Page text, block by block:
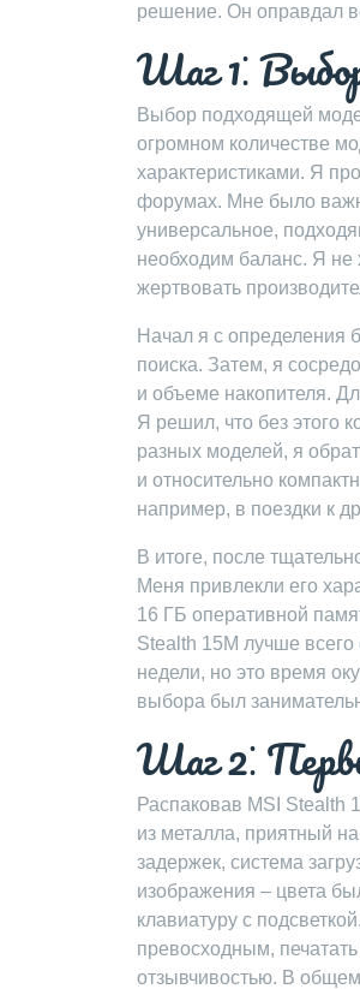
решение. Он оправдал
Шаг 1⁚
Выбор подходящей
огромном количестве
характеристиками. Я
форумах. Мне было
универсальное,
необходим баланс. Я не
жертвовать
Начал я с определения
поиска. Затем, я
и объеме накопителя.
Я решил, что без этого
разных моделей, я
и относительно
например, в поездки к
В итоге, после
Меня привлекли его
16 ГБ оперативной
Stealth 15M лучше
недели, но это время
выбора был
Шаг 2⁚
Распаковав MSI Stealth
из металла, приятный
задержек, система
изображения – цвета
клавиатуру с
превосходным,
отзывчивостью. В